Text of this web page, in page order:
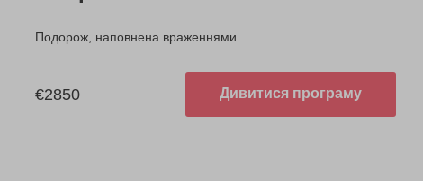
Подорож, наповнена враженнями
€2850 Дивитися програму